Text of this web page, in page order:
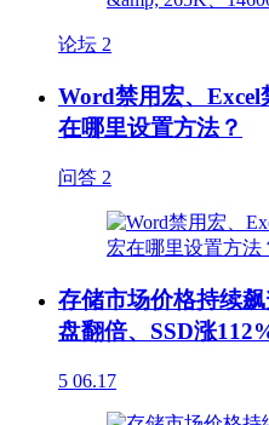
论坛 2
Word禁用宏、
在哪里设置方法？
问答 2
存储市场价格持续
盘翻倍、SSD涨
5 06.17